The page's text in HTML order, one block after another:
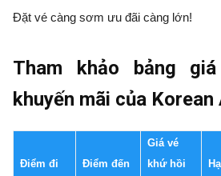
Đặt vé càng sơm ưu đãi càng lớn!
Tham khảo bảng
khuyến mãi của Korean
Điểm đi Điểm đến
Giá vé
khứ hồi